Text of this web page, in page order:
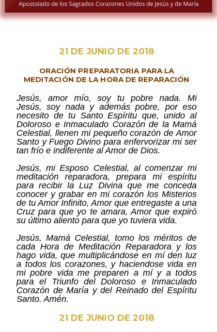
21 DE JUNIO DE 2018
ORACIÓN PREPARATORIA PARA LA
MEDITACIÓN DE LA HORA DE REPARACIÓN
Jesús, amor mío, soy tu pobre nada. Mi
Jesús, soy nada y además pobre, por eso
necesito de tu Santo Espíritu que, unido al
Doloroso e Inmaculado Corazón de la Mamá
Celestial, llenen mi pequeño corazón de Amor
Santo y Fuego Divino para enfervorizar mi ser
tan frío e indiferente al Amor de Dios.
Jesús, mi Esposo Celestial, al comenzar mi
meditación reparadora, prepara mi espíritu
para recibir la Luz Divina que me conceda
conocer y grabar en mi corazón los Misterios
de tu Amor Infinito, Amor que entregaste a una
Cruz para que yo te amara, Amor que expiró
su último aliento para que yo tuviera vida.
Jesús, Mamá Celestial, tomo los méritos de
cada Hora de Meditación Reparadora y los
hago vida, que multiplicándose en mí den luz
a todos los corazones, y haciendose vida en
mi pobre vida me preparen a mí y a todos
para el Triunfo del Doloroso e Inmaculado
Corazón de María y del Reinado del Espíritu
Santo. Amén.
21 DE JUNIO DE 2018